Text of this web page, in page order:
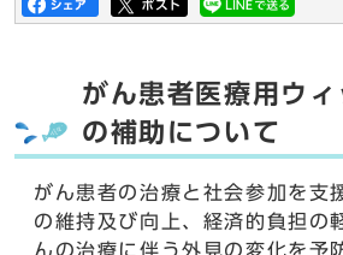
がん患者医療用ウ
の補助について
がん患者の治療と社会参加を支
の維持及び向上、経済的負担の
んの治療に伴う外見の変化を予